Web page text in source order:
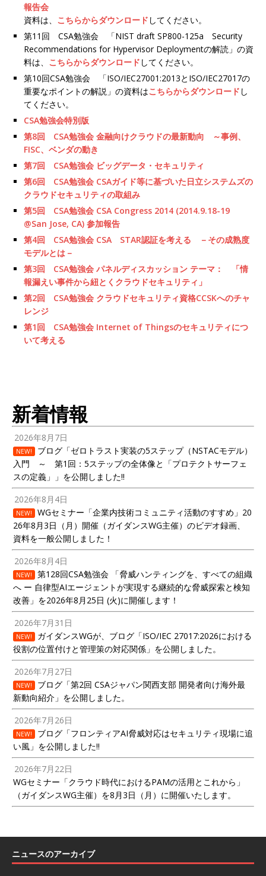
報告会
資料は、 こちらからダウンロード してください。
第11回 CSA勉強会 「NIST draft SP800-125a Security
Recommendations for Hypervisor Deploymentの解読」の資
料は、 こちらからダウンロード してください。
第10回CSA勉強会 「ISO/IEC27001:2013とISO/IEC27017の
重要なポイントの解説」の資料はこちらからダウンロード し
てください。
CSA勉強会特別版
第8回 CSA勉強会 金融向けクラウドの最新動向 ～事例、
FISC、ベンダの動き
第7回 CSA勉強会 ビッグデータ・セキュリティ
第6回 CSA勉強会 CSAガイド等に基づいた日立システムズの
クラウドセキュリティの取組み
第5回 CSA勉強会 CSA Congress 2014 (2014.9.18-19
@San Jose, CA) 参加報告
第4回 CSA勉強会 CSA STAR認証を考える －その成熟度
モデルとは－
第3回 CSA勉強会 パネルディスカッション テーマ： 「情
報漏えい事件から紐とくクラウドセキュリティ」
第2回 CSA勉強会 クラウドセキュリティ資格CCSKへのチャ
レンジ
第1回 CSA勉強会 Internet of Thingsのセキュリティにつ
いて考える
新着情報
2026年8月7日
NEW!
ブログ「ゼロトラスト実装の5ステップ（NSTACモデル）
入門 ～ 第1回：5ステップの全体像と「プロテクトサーフェ
スの定義」」を公開しました!!
2026年8月4日
NEW!
WGセミナー「企業内技術コミュニティ活動のすすめ」20
26年8月3日（月）開催（ガイダンスWG主催）のビデオ録画、
資料を一般公開しました！
2026年8月4日
NEW!
第128回CSA勉強会 「脅威ハンティングを、すべての組織
へ ー 自律型AIエージェントが実現する継続的な脅威探索と検知
改善」を2026年8月25日 (火)に開催します！
2026年7月31日
NEW!
ガイダンスWGが、ブログ「ISO/IEC 27017:2026における
役割の位置付けと管理策の対応関係」を公開しました。
2026年7月27日
NEW!
ブログ「第2回 CSAジャパン関西支部 開発者向け海外最
新動向紹介」を公開しました。
2026年7月26日
NEW!
ブログ「フロンティアAI脅威対応はセキュリティ現場に追
い風」を公開しました!!
2026年7月22日
WGセミナー「クラウド時代におけるPAMの活用とこれから」
（ガイダンスWG主催）を8月3日（月）に開催いたします。
ニュースのアーカイブ